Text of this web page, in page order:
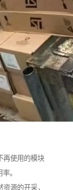
再使用的模块
。
源的开采，